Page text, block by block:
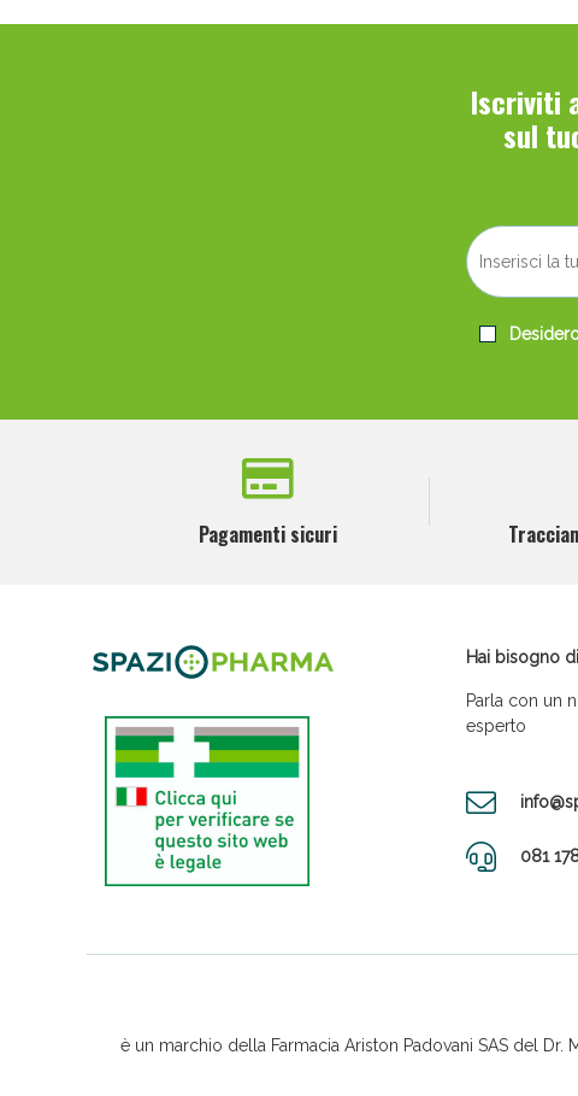
Iscriviti
sul
Pagamenti sicuri
Hai bisogno
Parla con un
esperto
081
è un marchio della Farmacia Ariston Padovani SAS del